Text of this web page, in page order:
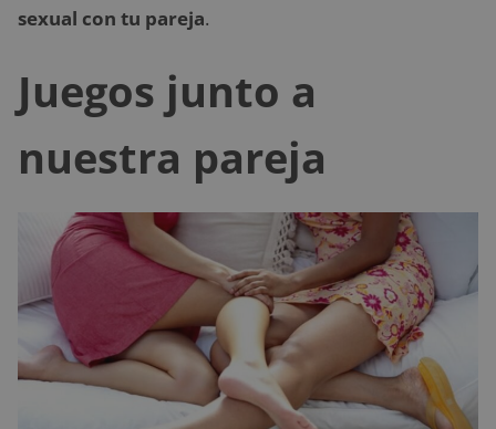
sexual con tu pareja.
Juegos junto a
nuestra pareja